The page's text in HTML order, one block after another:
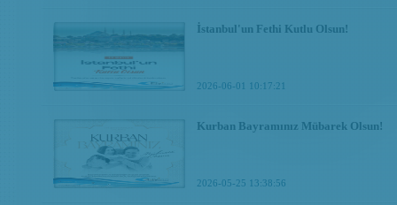
İstanbul'un Fethi Kutlu Olsun!
2026-06-01 10:17:21
Kurban Bayramınız Mübarek Olsun!
2026-05-25 13:38:56